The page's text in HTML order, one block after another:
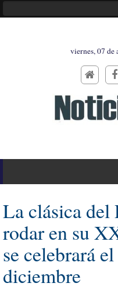
viernes, 07 de
La clásica del
rodar en su
se celebrará
diciembre